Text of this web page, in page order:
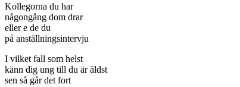
Kollegorna du har
någongång dom drar
eller e de du
på anställningsintervju
I vilket fall som helst
känn dig ung till du är äldst
sen så går det fort